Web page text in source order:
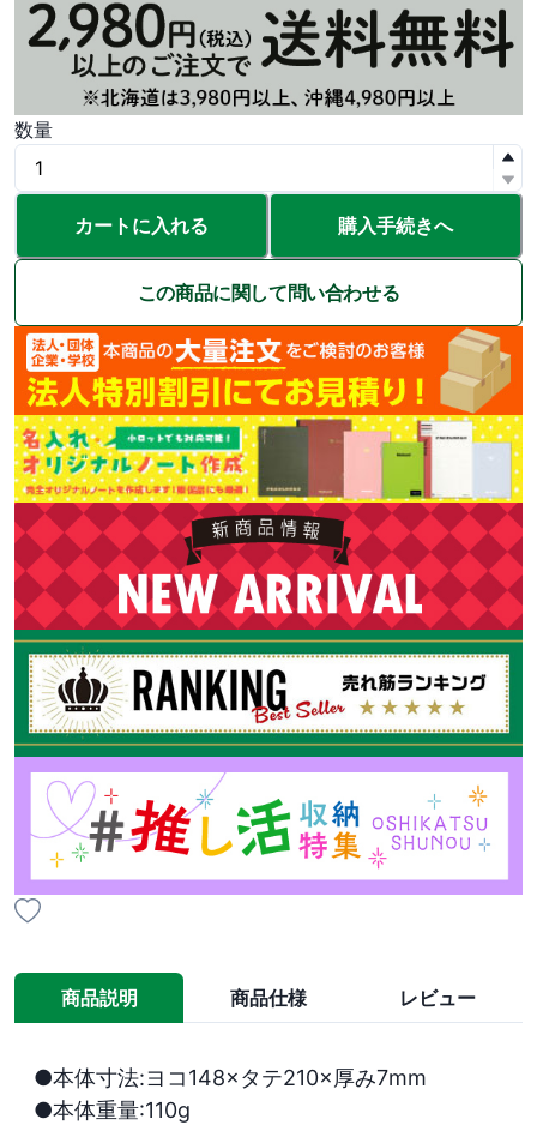
数量
カートに入れる 購入手続きへ
この商品に関して問い合わせる
商品説明 商品仕様 レビュー
●本体寸法:ヨコ148×タテ210×厚み7mm
●本体重量:110g